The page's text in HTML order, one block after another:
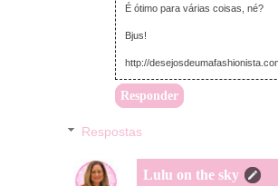
É ótimo para várias coisas, né?
Bjus!
http://
Responder
Respostas
Lulu on the sky